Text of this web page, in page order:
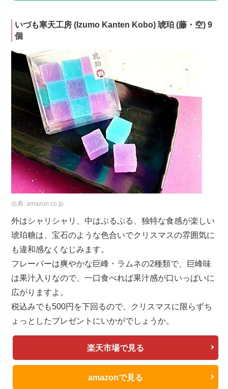
いづも寒天工房 (Izumo Kanten Kobo) 琥珀 (藤・空) 9
個
出典:amazon.co.jp
外はシャリシャリ、中はぷるぷる、独特な食感が楽しい
琥珀糖は、宝石のような色合いでクリスマスの雰囲気に
も違和感なくなじみます。
フレーバーは爽やかな巨峰・ラムネの2種類で、巨峰味
は果汁入りなので、一口食べれば果汁感が口いっぱいに
広がりますよ。
税込みでも500円を下回るので、クリスマスに限らずち
ょっとしたプレゼントにいかがでしょうか。
楽天市場で見る
amazonで見る